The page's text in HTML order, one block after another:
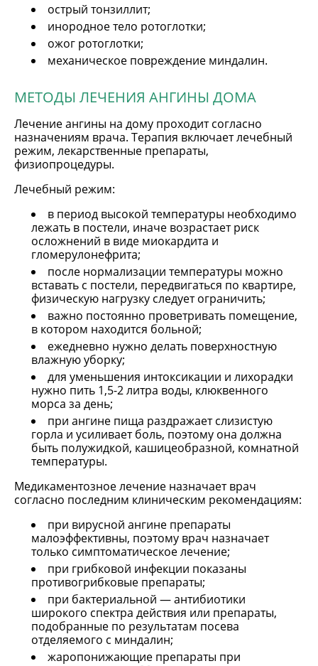
острый тонзиллит;
инородное тело ротоглотки;
ожог ротоглотки;
механическое повреждение миндалин.
МЕТОДЫ ЛЕЧЕНИЯ АНГИНЫ ДОМА
Лечение ангины на дому проходит согласно
назначениям врача. Терапия включает лечебный
режим, лекарственные препараты,
физиопроцедуры.
Лечебный режим:
в период высокой температуры необходимо
лежать в постели, иначе возрастает риск
осложнений в виде миокардита и
гломерулонефрита;
после нормализации температуры можно
вставать с постели, передвигаться по квартире,
физическую нагрузку следует ограничить;
важно постоянно проветривать помещение,
в котором находится больной;
ежедневно нужно делать поверхностную
влажную уборку;
для уменьшения интоксикации и лихорадки
нужно пить 1,5-2 литра воды, клюквенного
морса за день;
при ангине пища раздражает слизистую
горла и усиливает боль, поэтому она должна
быть полужидкой, кашицеобразной, комнатной
температуры.
Медикаментозное лечение назначает врач
согласно последним клиническим рекомендациям:
при вирусной ангине препараты
малоэффективны, поэтому врач назначает
только симптоматическое лечение;
при грибковой инфекции показаны
противогрибковые препараты;
при бактериальной — антибиотики
широкого спектра действия или препараты,
подобранные по результатам посева
отделяемого с миндалин;
жаропонижающие препараты при